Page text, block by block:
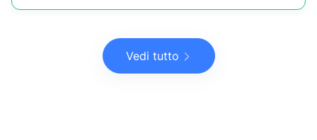
Vedi tutto